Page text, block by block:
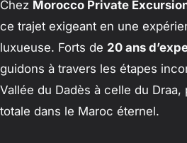
Chez Morocco Private
ce trajet exigeant en une
luxueuse. Forts de 20 ans
guidons à travers les étapes
Vallée du Dadès à celle du
totale dans le Maroc éternel.